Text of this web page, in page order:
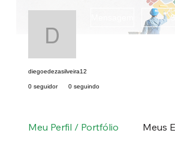
diegoedezasilveira12
0 seguidor 0 seguindo
Meu Perfil / Portfólio Meus